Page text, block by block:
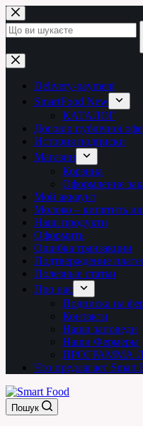
Перейти
до
вмісту
Немає
результатів
Delivery-payment
SmartFood New
КАТАЛОГ
Договір публічної
История подписки
Магазин
Корзина
Оформление
Мой аккаунт
Молоко – кипятить
Наші продукти
Оформить
Ошибка транзакции
Подтверждение
Полезные статьи
Про нас
Подписка на
Контакти
Наши заповеди
Наши Фермеры
ПРОГРАММА
Что предлагает Smart
Пошук